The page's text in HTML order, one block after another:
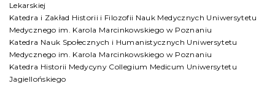
Lekarskiej
Katedra i Zakład Historii i Filozofii Nauk Medycznych Uniwersytetu
Medycznego im. Karola Marcinkowskiego w Poznaniu
Katedra Nauk Społecznych i Humanistycznych Uniwersytetu
Medycznego im. Karola Marcinkowskiego w Poznaniu
Katedra Historii Medycyny Collegium Medicum Uniwersytetu
Jagiellońskiego